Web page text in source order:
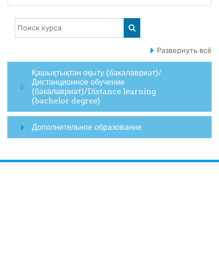
Поиск курса
ПОИСК КУРСА
Развернуть всё
Қашықтықтан оқыту (бакалавриат)/
Дистанционное обучение
(бакалавриат)/Distance learning
(bachelor degree)
Дополнительное образование